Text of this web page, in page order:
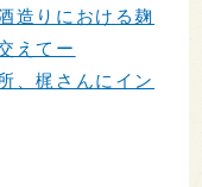
造りにおける麹
えてー
、梶さんにイン